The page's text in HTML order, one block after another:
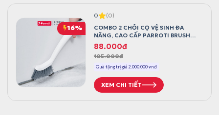
16%
0
(0)
COMBO 2 CHỔI CỌ VỆ SINH ĐA
NĂNG, CAO CẤP PARROTI BRUSH
CR02
105.000đ
G
i
á
g
ố
c
88.000đ
G
i
á
h
i
ệ
Quà tặng trị giá 2.000.000 vnđ
XEM CHI TIẾT